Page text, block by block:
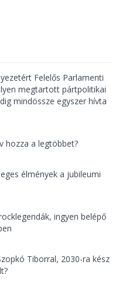
Felelős Parlamenti
megtartott pártpolitikai
mindössze egyszer hívta
hozza a legtöbbet?
élmények a jubileumi
ingyen belépő
Tiborral, 2030-ra kész